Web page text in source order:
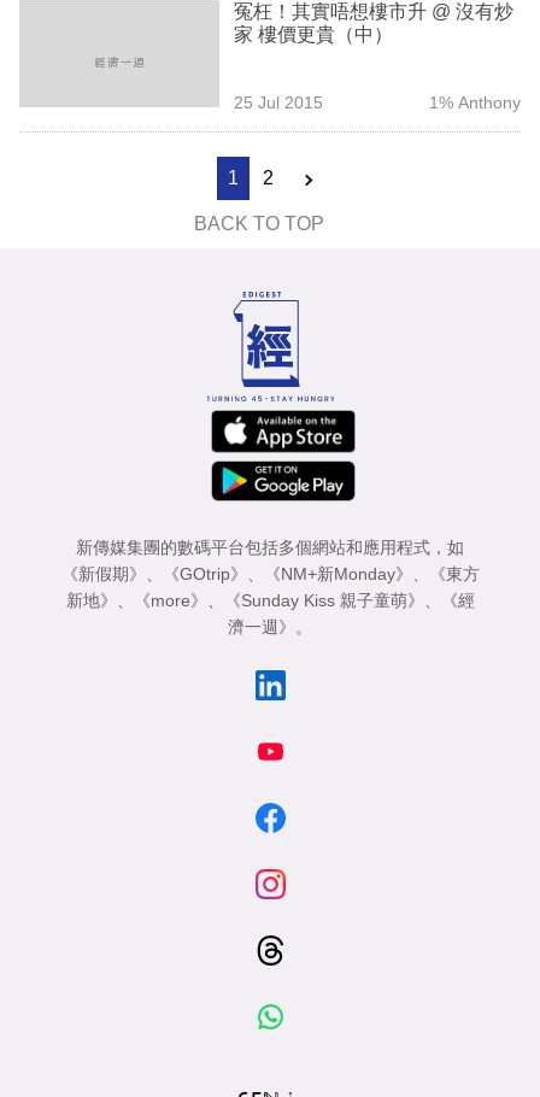
冤枉！其實唔想樓市升 @ 沒有炒
家 樓價更貴（中）
25 Jul 2015 1% Anthony
1 2
BACK TO TOP
新傳媒集團的數碼平台包括多個網站和應用程式，如
《新假期》 、 《GOtrip》 、 《NM+新Monday》 、
《東方
新地》 、 《more》 、 《Sunday Kiss 親子童萌》 、
《經
濟一週》 。